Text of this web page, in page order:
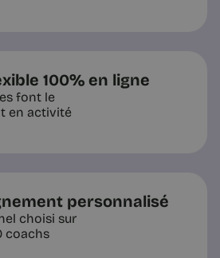
100% en ligne
font le
en activité
personnalisé
choisi sur
coachs